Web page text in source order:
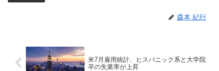
森本 紀行
米7月雇用統計、ヒスパニック系と大学院
卒の失業率が上昇